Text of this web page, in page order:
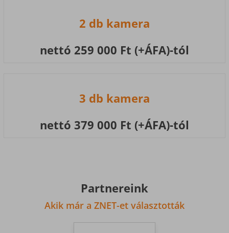
2 db kamera
nettó 259 000 Ft (+ÁFA)-tól
3 db kamera
nettó 379 000 Ft (+ÁFA)-tól
Partnereink
Akik már a ZNET-et választották